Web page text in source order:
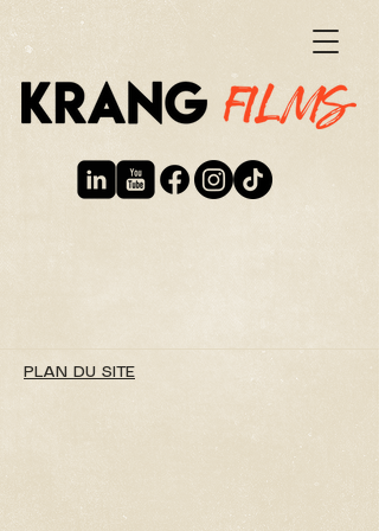
PLAN DU SITE